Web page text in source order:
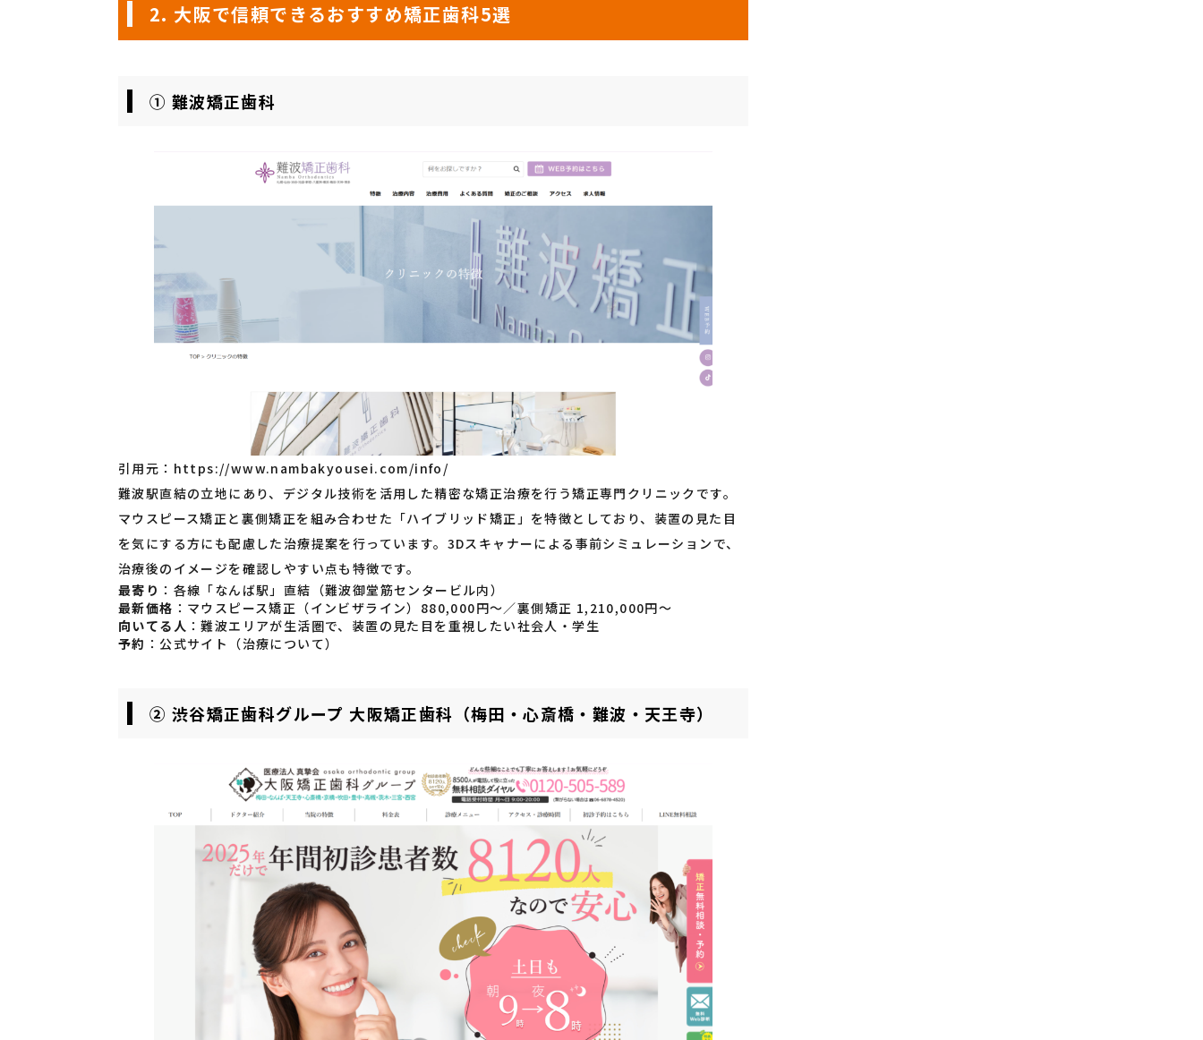
2. 大阪で信頼できるおすすめ矯正歯科5選
① 難波矯正歯科
引用元： https://www.nambakyousei.com/info/
難波駅直結の立地にあり、デジタル技術を活用した精密な矯正治療を行う矯正専門クリニックです。
マウスピース矯正と裏側矯正を組み合わせた「ハイブリッド矯正」を特徴としており、装置の見た目
を気にする方にも配慮した治療提案を行っています。3Dスキャナーによる事前シミュレーションで、
治療後のイメージを確認しやすい点も特徴です。
最寄り ：各線「なんば駅」直結（難波御堂筋センタービル内）
最新価格 ：マウスピース矯正（インビザライン）880,000円〜／裏側矯正 1,210,000円〜
向いてる人 ：難波エリアが生活圏で、装置の見た目を重視したい社会人・学生
予約 ： 公式サイト（治療について）
② 渋谷矯正歯科グループ 大阪矯正歯科（梅田・心斎橋・難波・天王寺）